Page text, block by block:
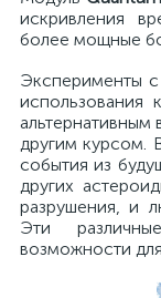
искривления
более мощные
Эксперименты
использования
другим курсом.
события из
других
разрушения, и
Эти
возможности